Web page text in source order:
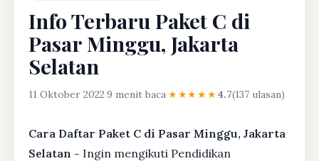
Info Terbaru Paket C di
Pasar Minggu, Jakarta
Selatan
11 Oktober 2022·9 menit baca·★★★★★4.7(137 ulasan)
Cara Daftar Paket C di Pasar Minggu, Jakarta
Selatan - Ingin mengikuti Pendidikan